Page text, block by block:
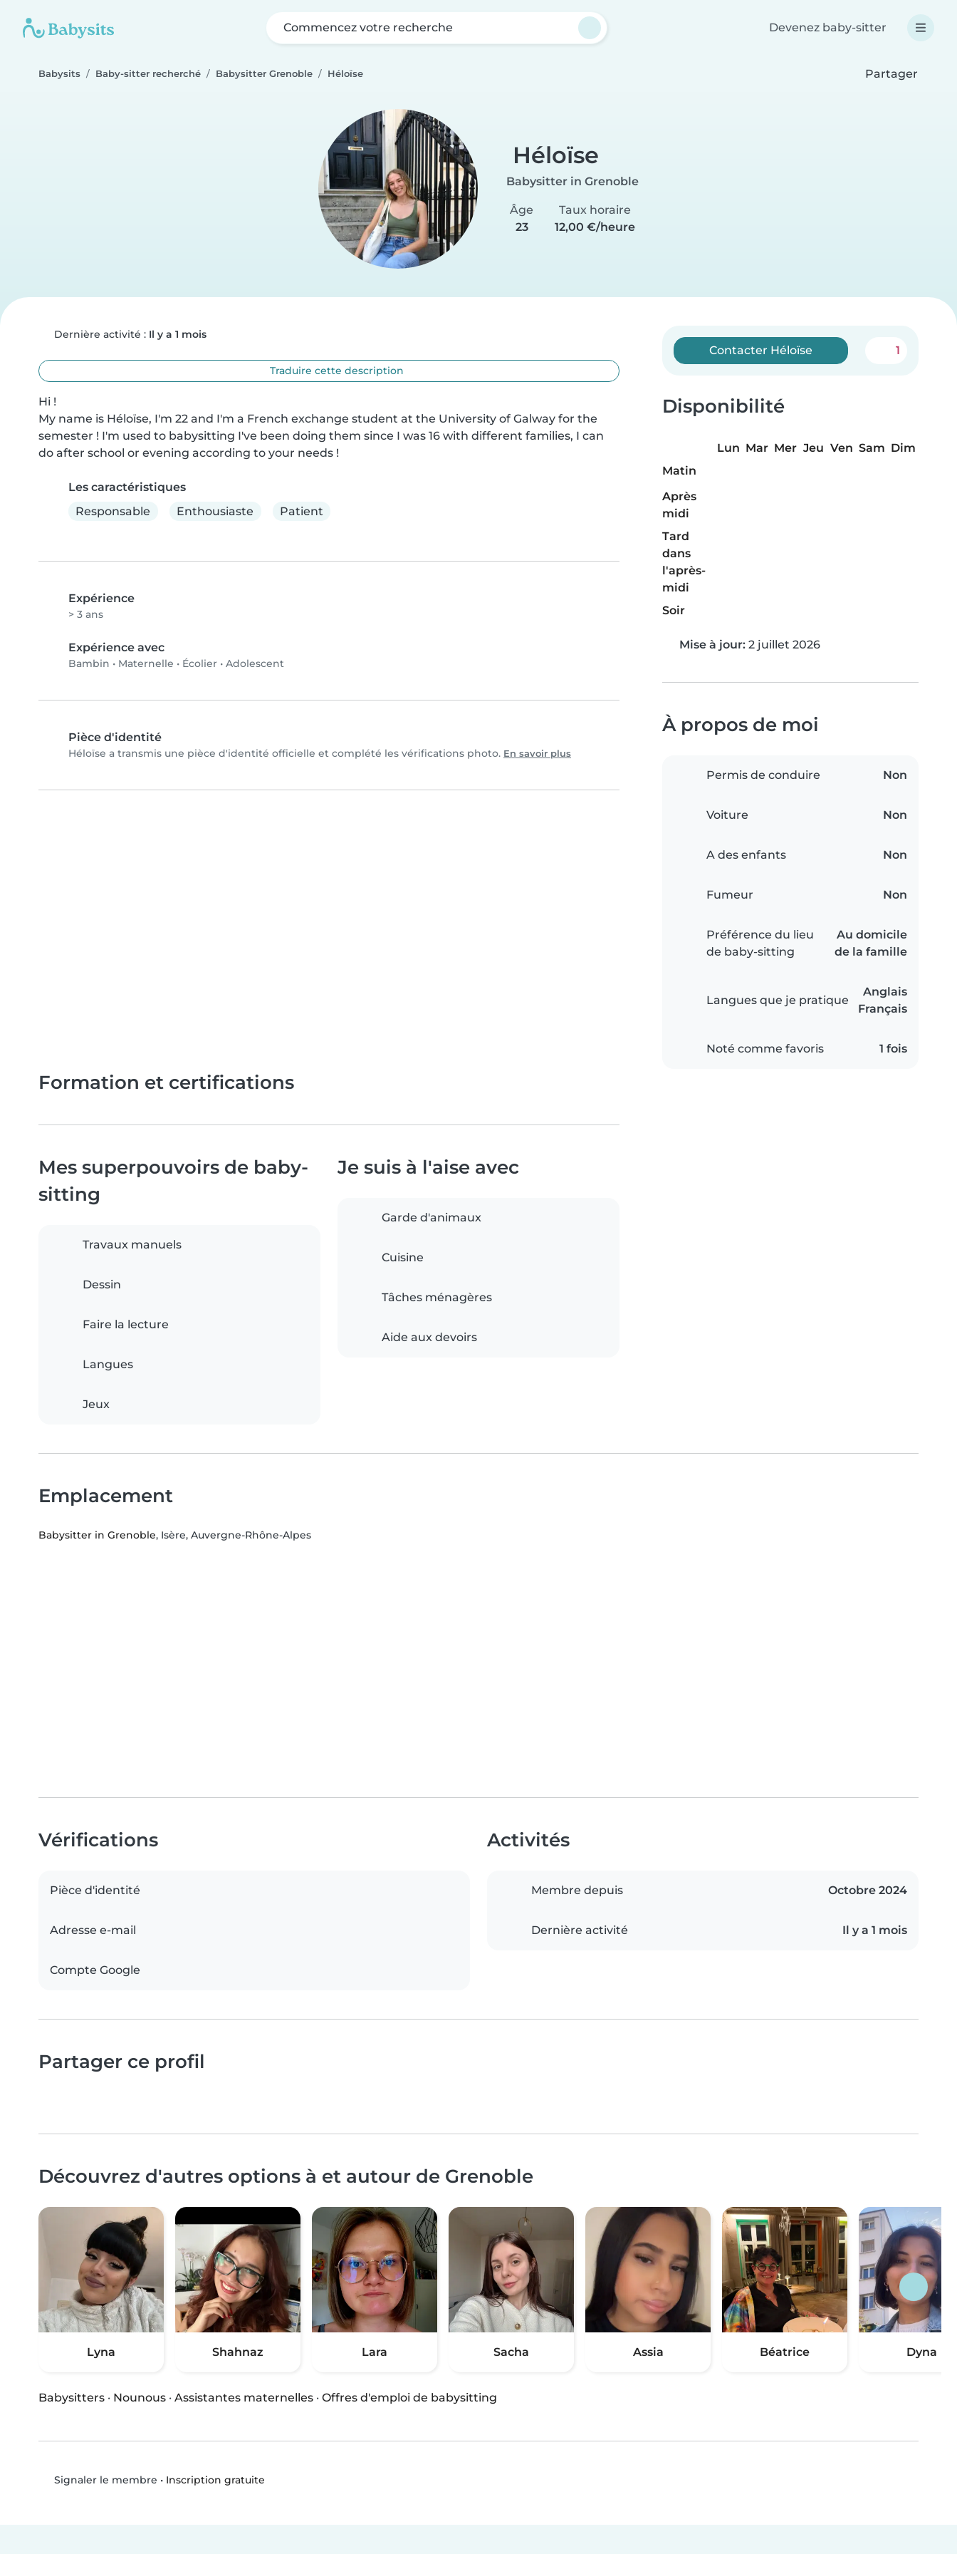
Commencez votre recherche Devenez baby-sitter
Babysits Baby-sitter recherché Babysitter Grenoble Héloïse Partager
Héloïse
Babysitter in Grenoble
Âge
23
Taux horaire
12,00 €/heure
Dernière activité : Il y a 1 mois
Traduire cette description
Hi !
My name is Héloïse, I'm 22 and I'm a French exchange student at the University of Galway for the
semester ! I'm used to babysitting I've been doing them since I was 16 with different families, I can
do after school or evening according to your needs !
Les caractéristiques
Responsable
Enthousiaste Patient
Expérience
> 3 ans
Expérience avec
Bambin • Maternelle • Écolier • Adolescent
Pièce d'identité
Héloïse a transmis une pièce d'identité officielle et complété les vérifications photo. En savoir plus
Contacter Héloïse 1
Disponibilité
Lun Mar Mer Jeu Ven Sam Dim
Matin
Après
midi
Tard
dans
l'après-
midi
Soir
Mise à jour: 2 juillet 2026
À propos de moi
Permis de conduire Non
Voiture Non
A des enfants Non
Fumeur Non
Préférence du lieu
de baby-sitting
Au domicile
de la famille
Langues que je pratique
Anglais
Français
Noté comme favoris 1 fois
Formation et certifications
Mes superpouvoirs de baby-
sitting
Travaux manuels
Dessin
Faire la lecture
Langues
Jeux
Je suis à l'aise avec
Garde d'animaux
Cuisine
Tâches ménagères
Aide aux devoirs
Emplacement
Babysitter in Grenoble, Isère, Auvergne-Rhône-Alpes
Vérifications
Pièce d'identité
Adresse e-mail
Compte Google
Activités
Membre depuis Octobre 2024
Dernière activité Il y a 1 mois
Partager ce profil
Découvrez d'autres options à et autour de Grenoble
Lyna Shahnaz Lara Sacha Assia Béatrice Dyna
Babysitters · Nounous · Assistantes maternelles · Offres d'emploi de babysitting
Signaler le membre • Inscription gratuite